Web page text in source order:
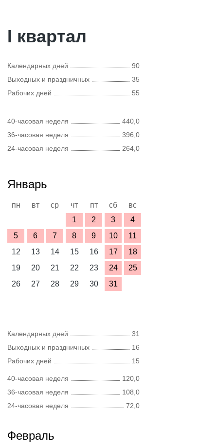
I квартал
Календарных дней
90
Выходных и праздничных
35
Рабочих дней
55
40-часовая неделя
440,0
36-часовая неделя
396,0
24-часовая неделя
264,0
Январь
пн вт ср чт пт сб
вс
1
2 3
4
5
6 7 8 9 10
11
12
13 14 15 16 17
18
19
20 21 22 23 24
25
26
27 28 29 30 31
Календарных дней
31
Выходных и праздничных
16
Рабочих дней
15
40-часовая неделя
120,0
36-часовая неделя
108,0
24-часовая неделя
72,0
Февраль